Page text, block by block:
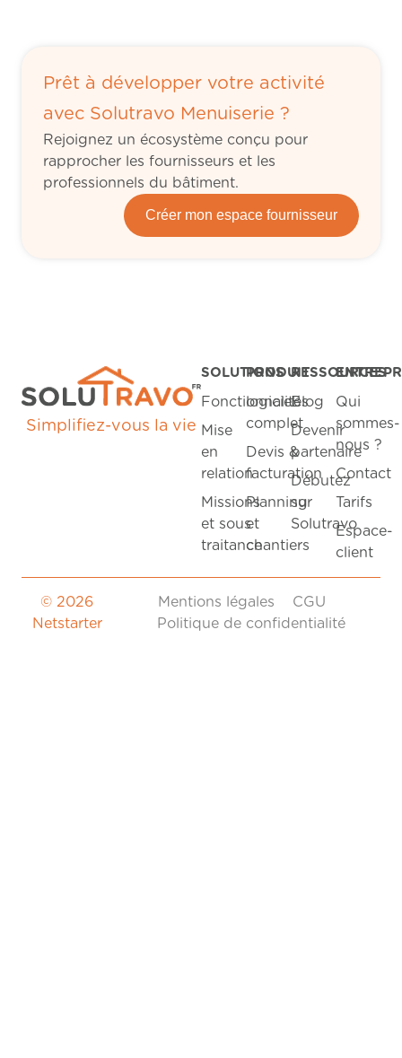
Prêt à développer votre activité
avec Solutravo Menuiserie ?
Rejoignez un écosystème conçu pour
rapprocher les fournisseurs et les
professionnels du bâtiment.
Créer mon espace fournisseur
Simplifiez-vous la vie
SOLUTIONS
Fonctionnalités
Mise
en
relation
Missions
et sous
traitance
PRODUIT
logiciel
complet
Devis &
facturation
Planning
et
chantiers
RESSOURCES
Blog
Devenir
partenaire
Débutez
sur
Solutravo
Qui
sommes-
nous ?
Contact
Tarifs
Espace-
client
© 2026
Netstarter
Mentions légales
CGU
Politique de confidentialité